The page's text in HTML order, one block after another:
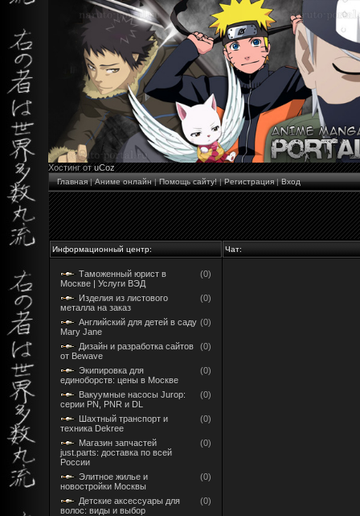
Хостинг отuCoz
Главная|Аниме онлайн|Помощь сайту!|Регистрация|Вход
Информационный центр: Чат:
Таможенный юрист в
Москве | Услуги ВЭД
(0)
Изделия из листового
металла на заказ
(0)
Английский для детей в саду
Mary Jane
(0)
Дизайн и разработка сайтов
от Bewave
(0)
Экипировка для
единоборств: цены в Москве
(0)
Вакуумные насосы Jurop:
серии PN, PNR и DL
(0)
Шахтный транспорт и
техника Dekree
(0)
Магазин запчастей
just.parts: доставка по всей
России
(0)
Элитное жилье и
новостройки Москвы
(0)
Детские аксессуары для
волос: виды и выбор
(0)